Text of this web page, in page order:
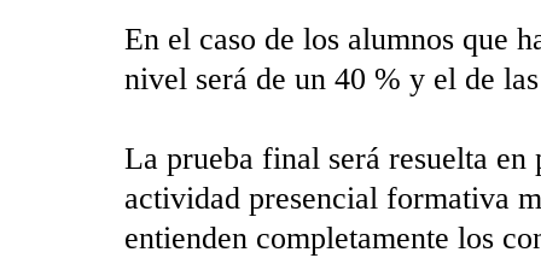
En el caso de los alumnos que
nivel será de un 40 % y el de
La prueba final será resuelta en
actividad presencial formativa
entienden completamente los